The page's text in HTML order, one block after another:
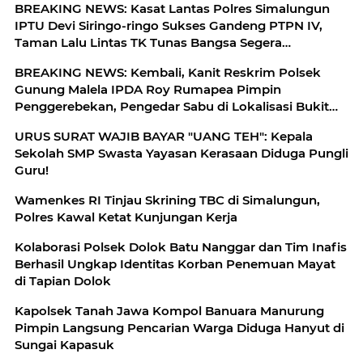
BREAKING NEWS: Kasat Lantas Polres Simalungun
IPTU Devi Siringo-ringo Sukses Gandeng PTPN IV,
Taman Lalu Lintas TK Tunas Bangsa Segera
BREAKING NEWS: Kembali, Kanit Reskrim Polsek
Gunung Malela IPDA Roy Rumapea Pimpin
Penggerebekan, Pengedar Sabu di Lokalisasi Bukit
URUS SURAT WAJIB BAYAR "UANG TEH": Kepala
Sekolah SMP Swasta Yayasan Kerasaan Diduga Pungli
Guru!
Wamenkes RI Tinjau Skrining TBC di Simalungun,
Polres Kawal Ketat Kunjungan Kerja
Kolaborasi Polsek Dolok Batu Nanggar dan Tim Inafis
Berhasil Ungkap Identitas Korban Penemuan Mayat
di Tapian Dolok
Kapolsek Tanah Jawa Kompol Banuara Manurung
Pimpin Langsung Pencarian Warga Diduga Hanyut di
Sungai Kapasuk